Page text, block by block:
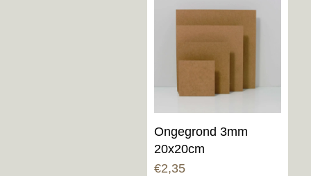
Ongegrond 3mm
20x20cm
€2,35